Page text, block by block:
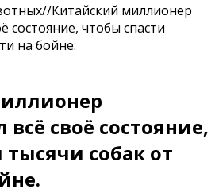
//Китайский миллионер
состояние, чтобы спасти
на бойне.
всё своё состояние,
собак от